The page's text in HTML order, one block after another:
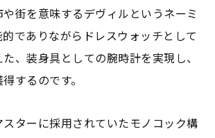
街を意味するデヴィルというネーミ
でありながらドレスウォッチとして
、装身具としての腕時計を実現し、
するのです。
ターに採用されていたモノコック構